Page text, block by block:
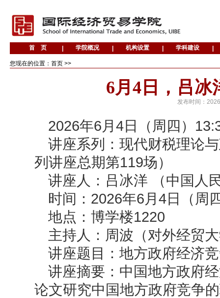
您现在的位置：首页 >>
6月4日，吕冰
发布时间：
2026年6月4日（周四）
讲座系列：现代财税理论
列讲座总期第119场）
讲座人：吕冰洋 （中国人
时间：2026年6月4日（周
地点：博学楼1220
主持人：周波（对外经贸
讲座题目：地方政府经济
讲座摘要：中国地方政府
论文研究中国地方政府竞争